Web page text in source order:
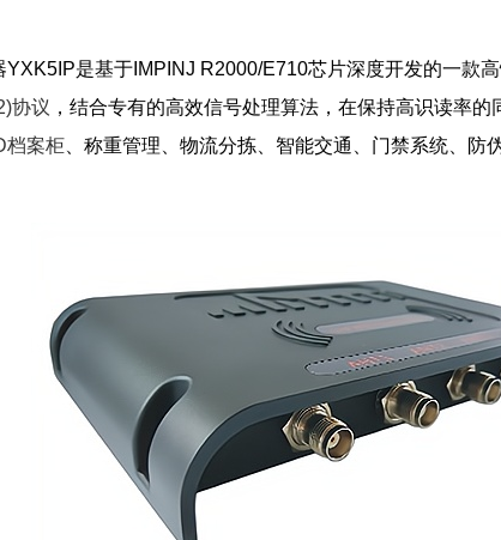
是基于IMPINJ R2000/E710芯片深度开发的一款
协议 ，结合专有的高效信号处理算法，在保持高识读率
档案柜 、称重管理、物流分拣、智能交通、门禁系统、